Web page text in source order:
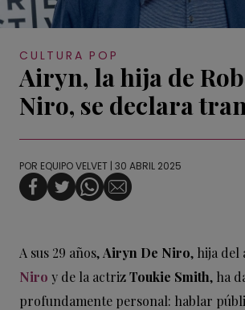
CULTURA POP
Airyn, la hija de
Niro, se declara
POR EQUIPO VELVET | 30 ABRIL 2025
A sus 29 años, Airyn De Niro, hija del
Niro y de la actrizToukie Smith, ha
profundamente personal: hablar